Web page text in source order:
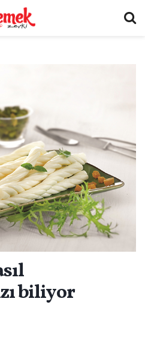
biliyor